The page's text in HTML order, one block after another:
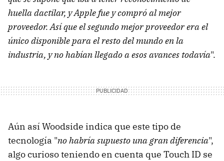
huella dactilar, y Apple fue y compró al mejor
proveedor. Así que el segundo mejor proveedor era el
único disponible para el resto del mundo en la
industria, y no habían llegado a esos avances todavía".
Aún así Woodside indica que este tipo de
tecnología "no habría supuesto una gran diferencia",
algo curioso teniendo en cuenta que Touch ID se